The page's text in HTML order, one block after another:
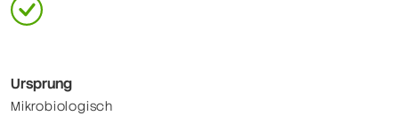
Ursprung
Mikrobiologisch